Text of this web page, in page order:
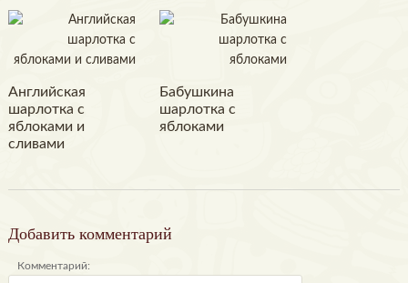
Английская
шарлотка с
яблоками и
сливами
Бабушкина
шарлотка с
яблоками
Добавить комментарий
Комментарий: